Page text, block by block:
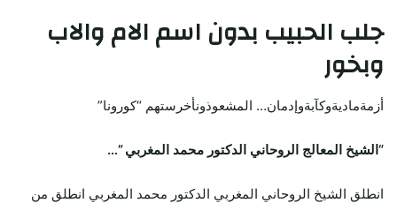
جلب الحبيب بدون اسم الام والاب
وبخور
أزمةماديةوكآبةوإدمان… المشعوذونأخرستهم “كورونا”
“الشيخ المعالج الروحاني الدكتور محمد المغربي ”…
انطلق الشيخ الروحاني المغربي الدكتور محمد المغربي انطلق من